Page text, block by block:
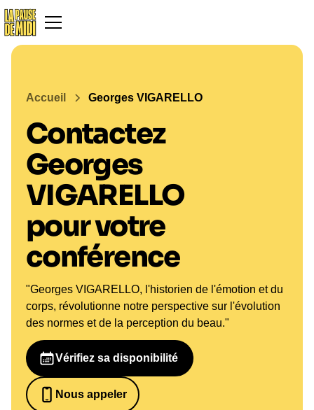
Accueil Georges VIGARELLO
Contactez
Georges
VIGARELLO
pour votre
conférence
"Georges VIGARELLO, l'historien de l'émotion et du
corps, révolutionne notre perspective sur l'évolution
des normes et de la perception du beau."
Vérifiez sa disponibilité
Nous appeler